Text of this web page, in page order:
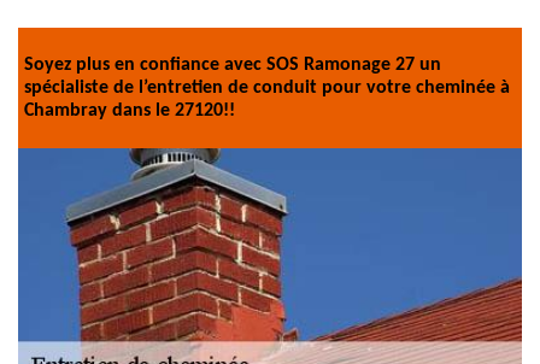
Soyez plus en confiance avec SOS Ramonage 27 un
spécialiste de l’entretien de conduit pour votre cheminée à
Chambray dans le 27120!!